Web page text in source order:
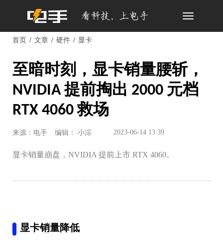
Toggle
首页 文章 硬件 显卡
至暗时刻，显卡销量腰斩，
NVIDIA 提前掏出 2000 元档
RTX 4060 救场
来源：电手 编辑： 小淙 2023-06-14 13:39
显卡销量崩盘，NVIDIA 提前上市 RTX 4060。
显卡销量降低